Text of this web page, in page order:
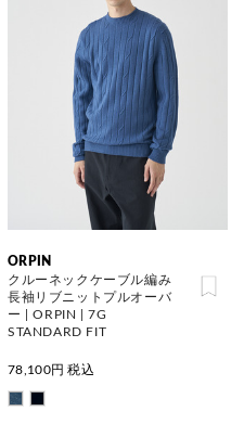
ORPIN
クルーネックケーブル編み
長袖リブニットプルオーバ
ー | ORPIN | 7G
STANDARD FIT
78,100円 税込